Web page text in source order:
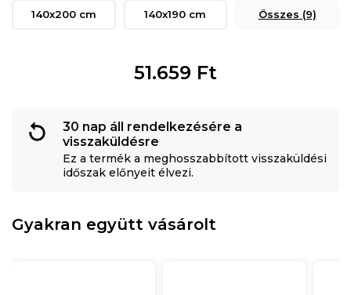
140x200 cm 140x190 cm Összes (9)
51.659 Ft
30 nap áll rendelkezésére a
visszaküldésre
Ez a termék a meghosszabbított visszaküldési
időszak előnyeit élvezi.
Gyakran együtt vásárolt